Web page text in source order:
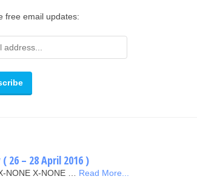
free email updates:
26 – 28 April 2016 )
NONE X-NONE … Read More...